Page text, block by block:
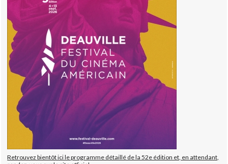
Retrouvez bientôt ici le programme détaillé de la 52e édition et, en attendant,